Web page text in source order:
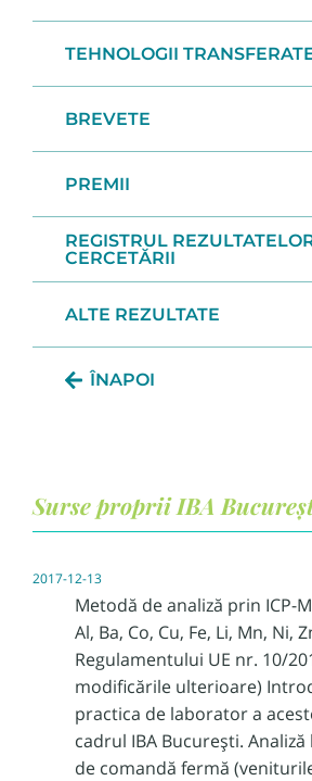
TEHNOLOGII
BREVETE
PREMII
REGISTRUL
CERCETĂRII
ALTE REZULTATE
ÎNAPOI
Surse proprii IBA
2017-12-13
Metodă de analiză prin ICP-
Al, Ba, Co, Cu, Fe, Li, Mn, Ni,
Regulamentului UE nr. 10/
modificările ulterioare)
practica de laborator a
cadrul IBA București.
de comandă fermă